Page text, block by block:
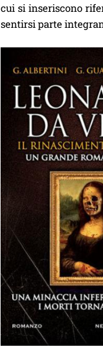
cui si inseriscono
sentirsi parte